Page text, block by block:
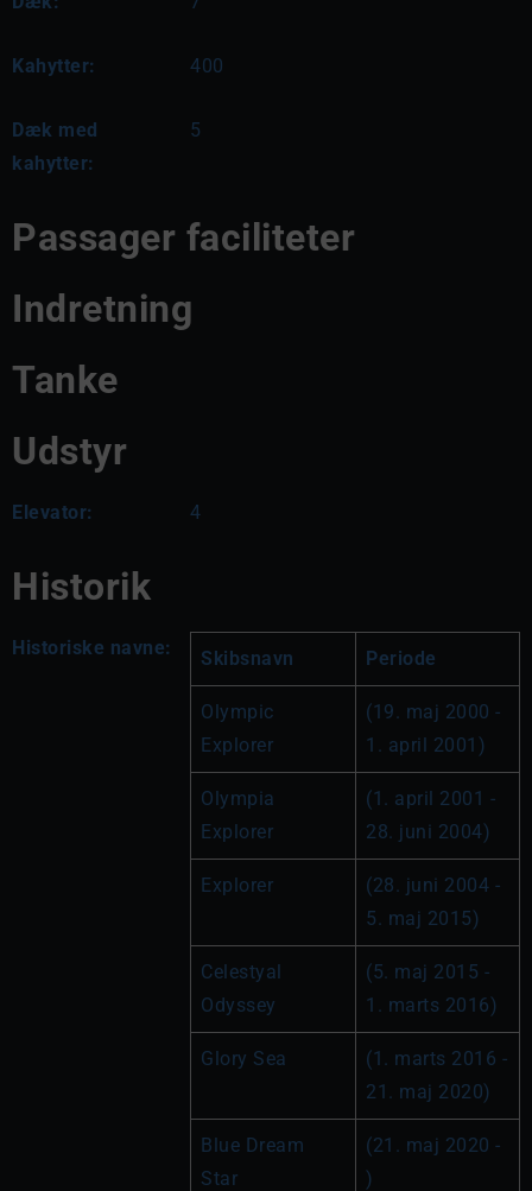
Kahytter: 400
Dæk med
kahytter:
5
Passager faciliteter
Indretning
Tanke
Udstyr
Elevator: 4
Historik
Historiske navne: Skibsnavn Periode
Olympic
Explorer
(19. maj 2000 -
1. april 2001)
Olympia
Explorer
(1. april 2001 -
28. juni 2004)
Explorer
(28. juni 2004 -
5. maj 2015)
Celestyal
Odyssey
(5. maj 2015 -
1. marts 2016)
Glory Sea
(1. marts 2016 -
21. maj 2020)
Blue Dream
Star
(21. maj 2020 -
)